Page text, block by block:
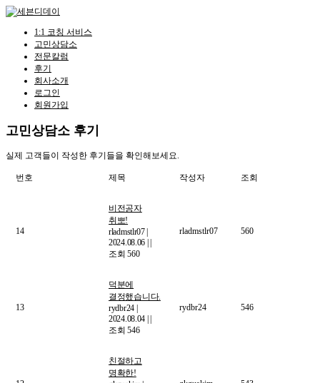
Skip
content
1:1 코칭 서비스
고민상담소
전문칼럼
후기
회사소개
로그인
회원가입
고민상담소 후기
실제 고객들이 작성한 후기들을 확인해보세요.
번호 제목 작성자 조회
14
비전공자
취뽀!
rladmstlr07|
2024.08.06 ||
조회 560
rladmstlr07 560
13
덕분에
결정했습니다.
rydbr24 |
2024.08.04 ||
조회 546
rydbr24 546
친절하고
명확한!